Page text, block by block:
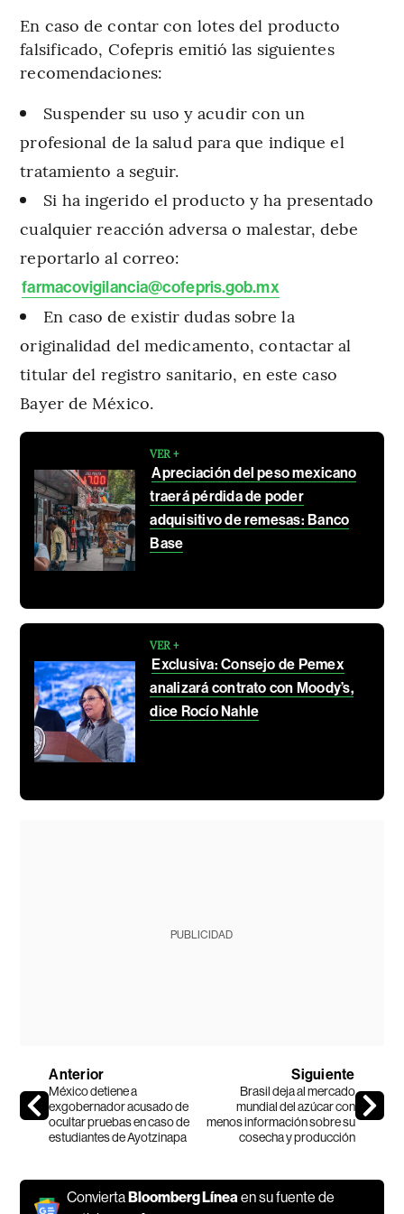
En caso de contar con lotes del producto
falsificado, Cofepris emitió las siguientes
recomendaciones:
Suspender su uso y acudir con un
profesional de la salud para que indique el
tratamiento a seguir.
Si ha ingerido el producto y ha presentado
cualquier reacción adversa o malestar, debe
reportarlo al correo:
farmacovigilancia@cofepris.gob.mx
En caso de existir dudas sobre la
originalidad del medicamento, contactar al
titular del registro sanitario, en este caso
Bayer de México.
VER +
Apreciación del peso mexicano
traerá pérdida de poder
adquisitivo de remesas: Banco
Base
VER +
Exclusiva: Consejo de Pemex
analizará contrato con Moody’s,
dice Rocío Nahle
PUBLICIDAD
Anterior
México detiene a
exgobernador acusado de
ocultar pruebas en caso de
estudiantes de Ayotzinapa
Siguiente
Brasil deja al mercado
mundial del azúcar con
menos información sobre su
cosecha y producción
ConviertaBloomberg Línea en su fuente de